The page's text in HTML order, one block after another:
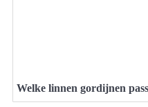
Welke linnen gordijnen